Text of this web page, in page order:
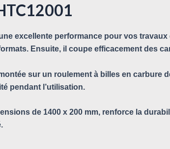
excellente performance pour vos
Ensuite, il coupe efficacement des
sur un roulement à billes en
pendant l’utilisation.
de 1400 x 200 mm, renforce la